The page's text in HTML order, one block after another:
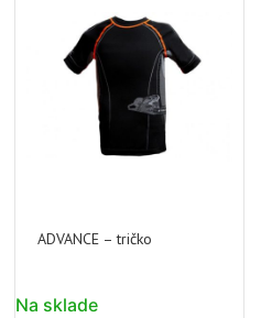
ADVANCE – tričko
Na sklade